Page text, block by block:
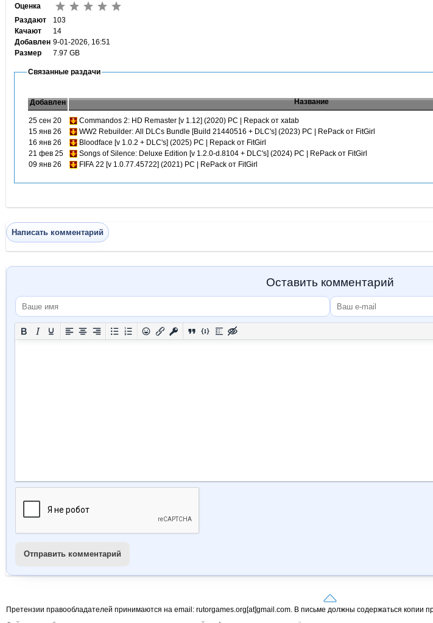
Оценка
Раздают
103
Качают
14
Добавлен 9-01-2026, 16:51
Размер
7.97 GB
Связанные раздачи
Добавлен Название
25 сен 20 Commandos 2: HD Remaster [v 1.12] (2020) PC | Repack от xatab
15 янв 26
WW2 Rebuilder: All DLCs Bundle [Build 21440516 + DLC's] (2023) PC | RePack от FitGirl
16 янв 26
Bloodface [v 1.0.2 + DLC's] (2025) PC | Repack от FitGirl
21 фев 25
Songs of Silence: Deluxe Edition [v 1.2.0-d.8104 + DLC's] (2024) PC | RePack от FitGirl
09 янв 26
FIFA 22 [v 1.0.77.45722] (2021) PC | RePack от FitGirl
Написать комментарий
Оставить комментарий
Отправить комментарий
Претензии правообладателей принимаются на email: rutorgames.org[at]gmail.com. В письме должны содержаться копии